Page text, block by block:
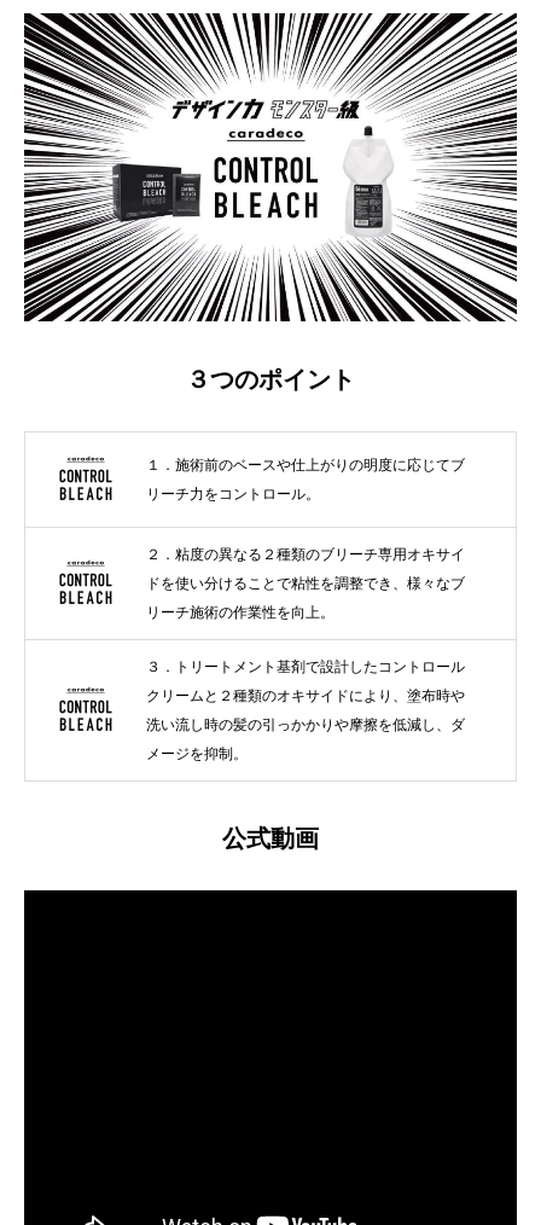
３つのポイント
１．施術前のベースや仕上がりの明度に応じてブ
リーチ力をコントロール。
２．粘度の異なる２種類のブリーチ専用オキサイ
ドを使い分けることで粘性を調整でき、様々なブ
リーチ施術の作業性を向上。
３．トリートメント基剤で設計したコントロール
クリームと２種類のオキサイドにより、塗布時や
洗い流し時の髪の引っかかりや摩擦を低減し、ダ
メージを抑制。
公式動画